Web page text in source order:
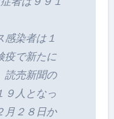
染者は１
疫で新たに
読売新聞の
９人となっ
月２８日か